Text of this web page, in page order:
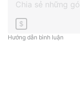
$
Hướng dẫn bình luận